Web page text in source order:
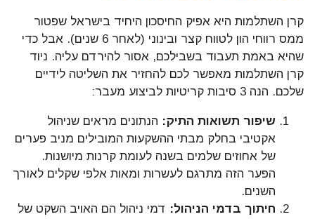
קרן השתלמות היא אפיק החיסכון היחיד בישראל שפטור
ממס רווחי הון לטווח קצר ובינוני (לאחר 6 שנים). אבל כדי
שהיא באמת תעבוד בשבילכם, אסור להירדם עליה. ניוד
קרן השתלמות מאפשר לכם להחזיר את השליטה לידיים
שלכם. הנה 3 סיבות קריטיות לביצוע מעבר:
שיפור תשואות התיק: הנתונים מראים שניהול
אקטיבי בחלק מבתי ההשקעות המובילים מניב פערים
של אחוזים שלמים בשנה לעומת קרנות מיושנות.
הפער הזה מתרגם לעשרות ומאות אלפי שקלים לאורך
השנים.
חיתוך בדמי הניהול: דמי ניהול הם האויב השקט של